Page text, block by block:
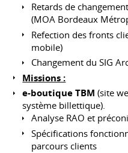
Retards de
(MOA Bordeaux
Refection des fronts
mobile)
Changement du SIG
Missions :
e-boutique TBM (site
système billettique).
Analyse RAO et
Spécifications
parcours clients